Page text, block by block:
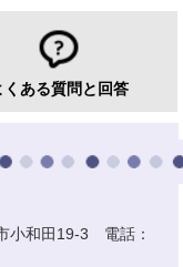
くある質問と回答
和田19-3 電話：